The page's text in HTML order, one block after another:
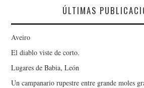
ÚLTIMAS
Aveiro
El diablo viste de corto.
Lugares de Babia, León
Un campanario rupestre entre grande moles